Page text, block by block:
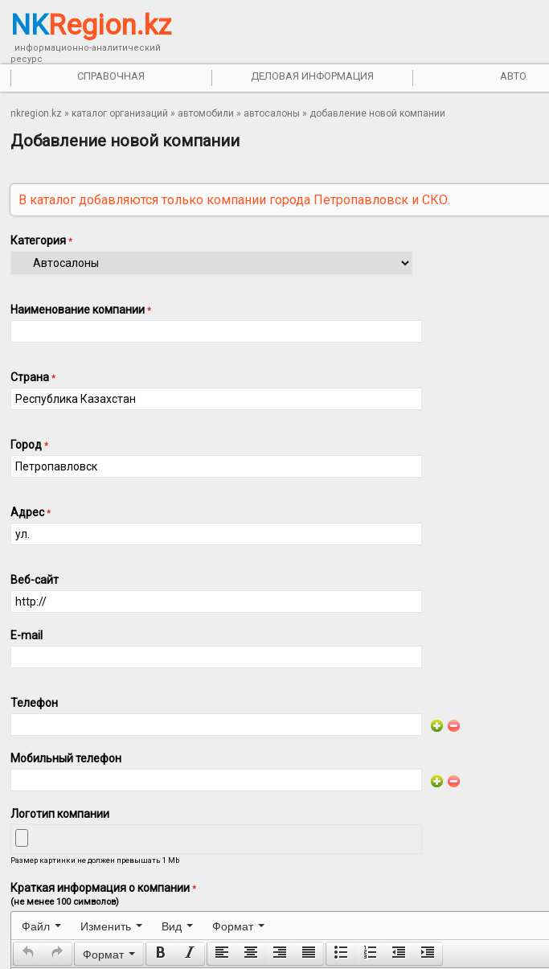
NKRegion.kz
информационно-аналитический
ресурс
СПРАВОЧНАЯ ДЕЛОВАЯ ИНФОРМАЦИЯ АВТО
nkregion.kz » каталог организаций » автомобили » автосалоны » добавление новой компании
Добавление новой компании
В каталог добавляются только компании города Петропавловск и СКО.
Категория*
Наименование компании*
Страна*
Город*
Адрес*
Веб-сайт
E-mail
Телефон
Мобильный телефон
Логотип компании
Размер картинки не должен превышать 1 Mb
Краткая информация о компании*
(не менее 100 символов)
Файл Изменить Вид
Формат
Формат